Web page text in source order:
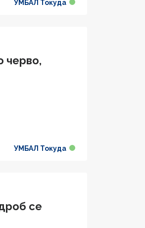
УМБАЛ Токуда
черво,
УМБАЛ Токуда
се